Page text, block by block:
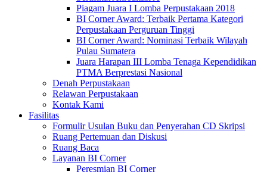
Piagam Juara I Lomba Perpustakaan 2018
BI Corner Award: Terbaik Pertama Kategori
Perpustakaan Perguruan Tinggi
BI Corner Award: Nominasi Terbaik Wilayah
Pulau Sumatera
Juara Harapan III Lomba Tenaga Kependidikan
PTMA Berprestasi Nasional
Denah Perpustakaan
Relawan Perpustakaan
Kontak Kami
Fasilitas
Formulir Usulan Buku dan Penyerahan CD Skripsi
Ruang Pertemuan dan Diskusi
Ruang Baca
Layanan BI Corner
Peresmian BI Corner